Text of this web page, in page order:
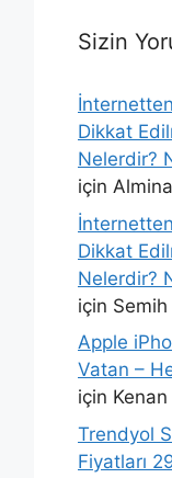
Sizin
Dikkat
Nelerdir?
için Almina
Dikkat
Nelerdir?
için Semih
Apple
Vatan –
için Kenan
Trendyol
Fiyatları